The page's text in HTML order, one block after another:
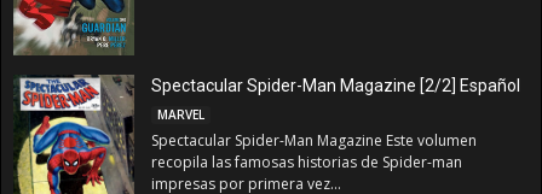
Spectacular Spider-Man Magazine [2/2] Español
MARVEL
Spectacular Spider-Man Magazine Este volumen
recopila las famosas historias de Spider-man
impresas por primera vez...